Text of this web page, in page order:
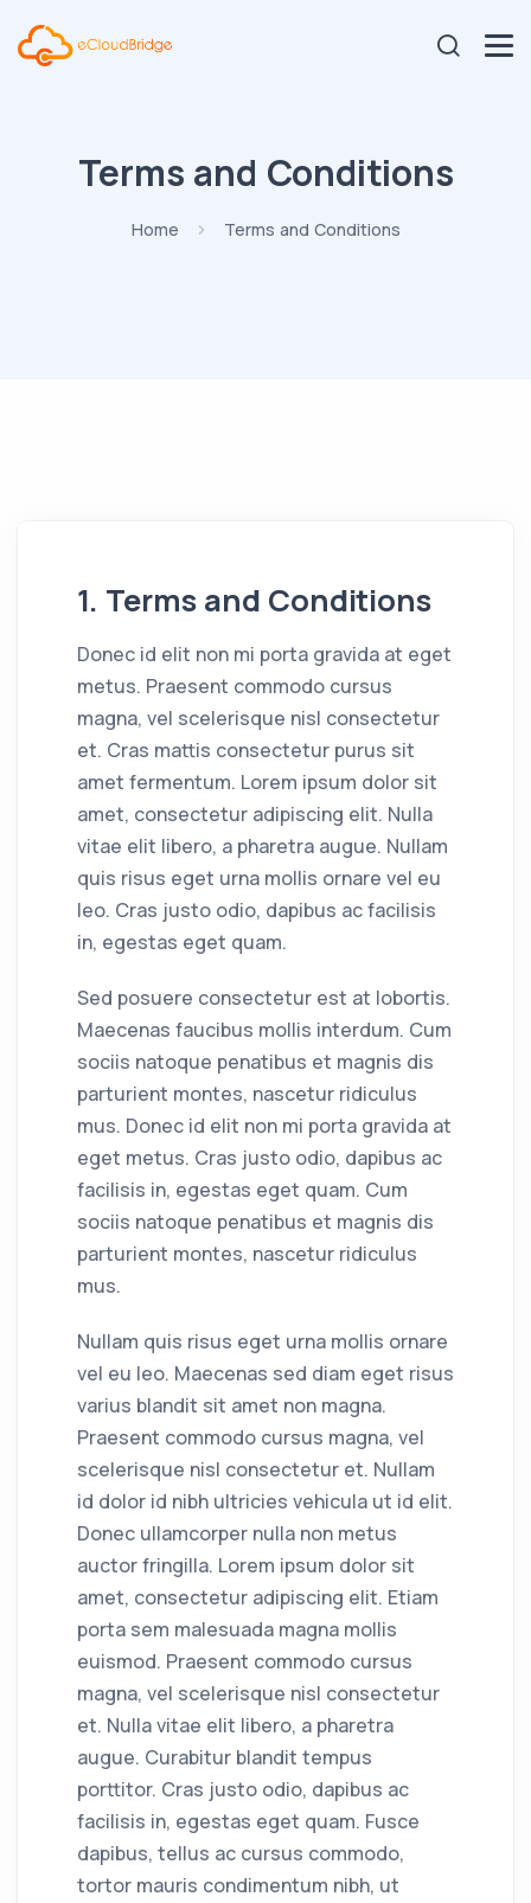
Terms and Conditions
Home Terms and Conditions
1. Terms and Conditions
Donec id elit non mi porta gravida at eget
metus. Praesent commodo cursus
magna, vel scelerisque nisl consectetur
et. Cras mattis consectetur purus sit
amet fermentum. Lorem ipsum dolor sit
amet, consectetur adipiscing elit. Nulla
vitae elit libero, a pharetra augue. Nullam
quis risus eget urna mollis ornare vel eu
leo. Cras justo odio, dapibus ac facilisis
in, egestas eget quam.
Sed posuere consectetur est at lobortis.
Maecenas faucibus mollis interdum. Cum
sociis natoque penatibus et magnis dis
parturient montes, nascetur ridiculus
mus. Donec id elit non mi porta gravida at
eget metus. Cras justo odio, dapibus ac
facilisis in, egestas eget quam. Cum
sociis natoque penatibus et magnis dis
parturient montes, nascetur ridiculus
mus.
Nullam quis risus eget urna mollis ornare
vel eu leo. Maecenas sed diam eget risus
varius blandit sit amet non magna.
Praesent commodo cursus magna, vel
scelerisque nisl consectetur et. Nullam
id dolor id nibh ultricies vehicula ut id elit.
Donec ullamcorper nulla non metus
auctor fringilla. Lorem ipsum dolor sit
amet, consectetur adipiscing elit. Etiam
porta sem malesuada magna mollis
euismod. Praesent commodo cursus
magna, vel scelerisque nisl consectetur
et. Nulla vitae elit libero, a pharetra
augue. Curabitur blandit tempus
porttitor. Cras justo odio, dapibus ac
facilisis in, egestas eget quam. Fusce
dapibus, tellus ac cursus commodo,
tortor mauris condimentum nibh, ut